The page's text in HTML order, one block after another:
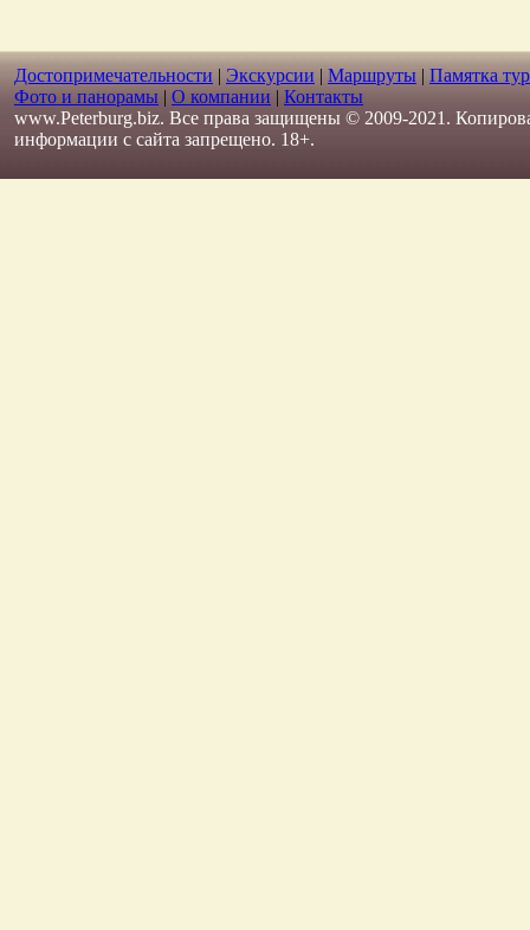
Достопримечательности | Экскурсии | Маршруты | Памятка
Фото и панорамы | О компании | Контакты
www.Peterburg.biz. Все права защищены © 2009-2021.
информации с сайта запрещено. 18+.